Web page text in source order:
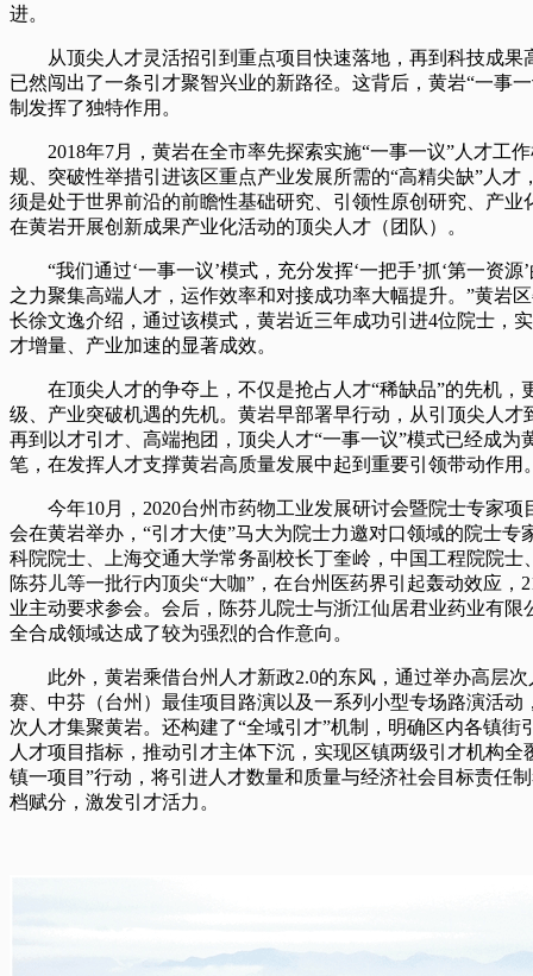
进。
从顶尖人才灵活招引到重点项目快速落地，再到科技成果
已然闯出了一条引才聚智兴业的新路径。这背后，黄岩“一事
制发挥了独特作用。
2018年7月，黄岩在全市率先探索实施“一事一议”人才工
规、突破性举措引进该区重点产业发展所需的“高精尖缺”人才
须是处于世界前沿的前瞻性基础研究、引领性原创研究、产业
在黄岩开展创新成果产业化活动的顶尖人才（团队）。
“我们通过‘一事一议’模式，充分发挥‘一把手’抓‘第一资源
之力聚集高端人才，运作效率和对接成功率大幅提升。”黄岩
长徐文逸介绍，通过该模式，黄岩近三年成功引进4位院士，
才增量、产业加速的显著成效。
在顶尖人才的争夺上，不仅是抢占人才“稀缺品”的先机，
级、产业突破机遇的先机。黄岩早部署早行动，从引顶尖人才
再到以才引才、高端抱团，顶尖人才“一事一议”模式已经成为
笔，在发挥人才支撑黄岩高质量发展中起到重要引领带动作用
今年10月，2020台州市药物工业发展研讨会暨院士专家项
会在黄岩举办，“引才大使”马大为院士力邀对口领域的院士专
科院院士、上海交通大学常务副校长丁奎岭，中国工程院院士
陈芬儿等一批行内顶尖“大咖”，在台州医药界引起轰动效应，
业主动要求参会。会后，陈芬儿院士与浙江仙居君业药业有限
全合成领域达成了较为强烈的合作意向。
此外，黄岩乘借台州人才新政2.0的东风，通过举办高层次
赛、中芬（台州）最佳项目路演以及一系列小型专场路演活动
次人才集聚黄岩。还构建了“全域引才”机制，明确区内各镇街
人才项目指标，推动引才主体下沉，实现区镇两级引才机构全
镇一项目”行动，将引进人才数量和质量与经济社会目标责任
档赋分，激发引才活力。